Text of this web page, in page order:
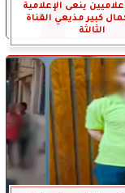
ينعى الإعلامية
كبير مذيعي القناة
الثالثة